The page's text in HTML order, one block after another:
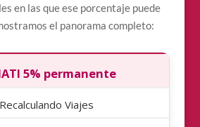
en las que ese porcentaje puede
el panorama completo:
5% permanente
Viajes